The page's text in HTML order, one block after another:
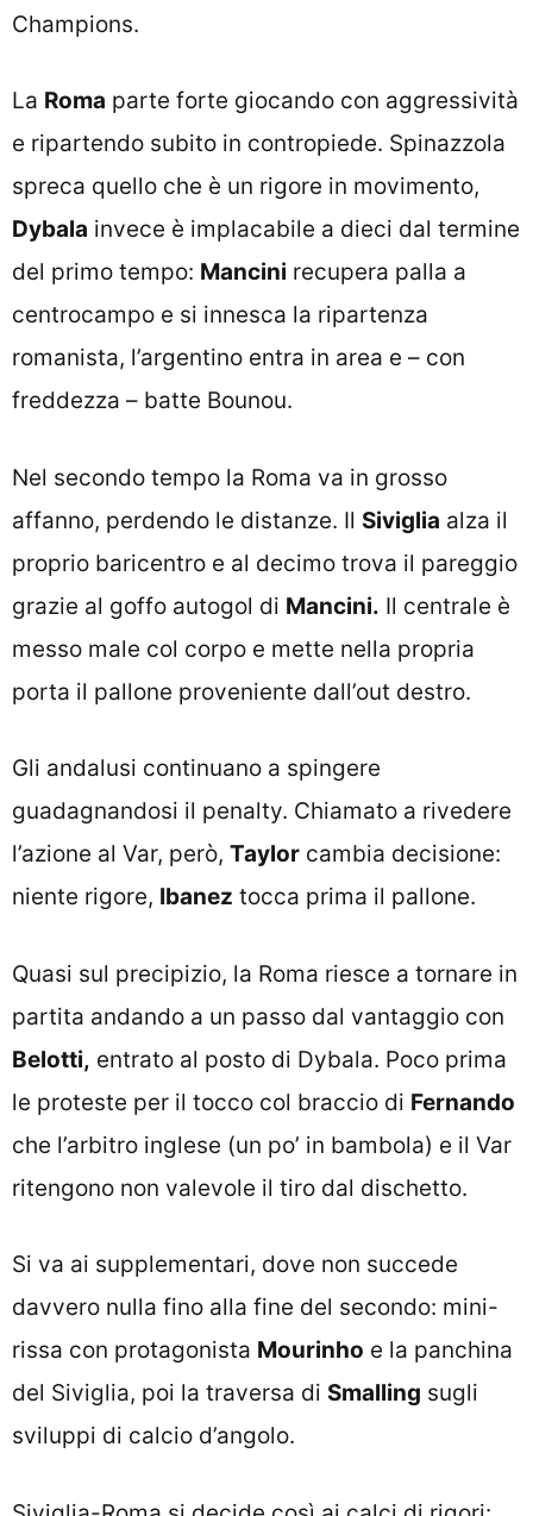
Champions.
La Roma parte forte giocando con aggressività
e ripartendo subito in contropiede. Spinazzola
spreca quello che è un rigore in movimento,
Dybala invece è implacabile a dieci dal termine
del primo tempo: Mancini recupera palla a
centrocampo e si innesca la ripartenza
romanista, l’argentino entra in area e – con
freddezza – batte Bounou.
Nel secondo tempo la Roma va in grosso
affanno, perdendo le distanze. Il Siviglia alza il
proprio baricentro e al decimo trova il pareggio
grazie al goffo autogol di Mancini. Il centrale è
messo male col corpo e mette nella propria
porta il pallone proveniente dall’out destro.
Gli andalusi continuano a spingere
guadagnandosi il penalty. Chiamato a rivedere
l’azione al Var, però, Taylor cambia decisione:
niente rigore, Ibanez tocca prima il pallone.
Quasi sul precipizio, la Roma riesce a tornare in
partita andando a un passo dal vantaggio con
Belotti, entrato al posto di Dybala. Poco prima
le proteste per il tocco col braccio di Fernando
che l’arbitro inglese (un po’ in bambola) e il Var
ritengono non valevole il tiro dal dischetto.
Si va ai supplementari, dove non succede
davvero nulla fino alla fine del secondo: mini-
rissa con protagonista Mourinho e la panchina
del Siviglia, poi la traversa di Smalling sugli
sviluppi di calcio d’angolo.